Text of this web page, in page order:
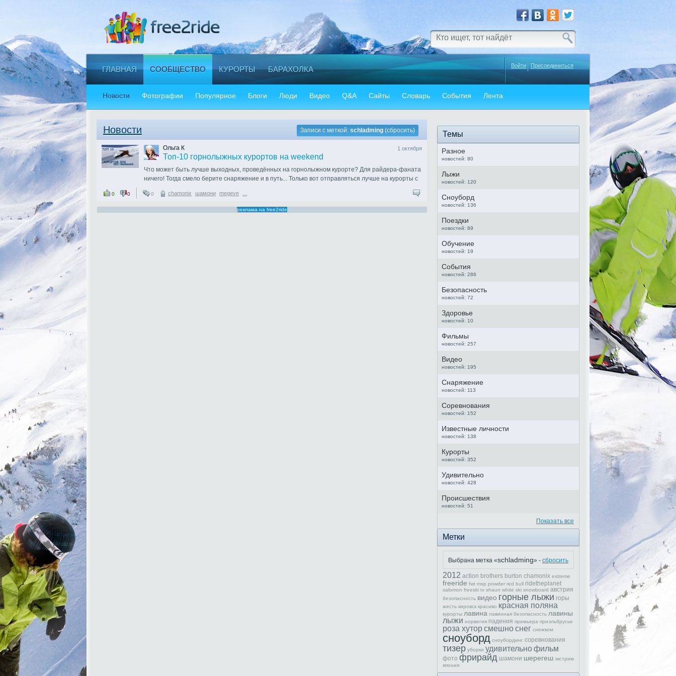
ГЛАВНАЯ СООБЩЕСТВО КУРОРТЫ БАРАХОЛКА Войти Присоединиться
Новости Фотографии Популярное Блоги Люди Видео Q&A Сайты Словарь События Лента
Новости Записи с меткой: schladming (сбросить)
Ольга К 1 октября
Топ-10 горнолыжных курортов на weekend
Что может быть лучше выходных, проведённых на горнолыжном курорте? Для райдера-фаната
ничего! Тогда смело берите снаряжение и в путь... Только вот отправляться лучше на курорты с
европейских курортов на weekend.
1 Chamonix, Франция
0 0 0 chamonix шамони megeve
реклама на free2ride
Темы
Разное
новостей: 80
Лыжи
новостей: 120
Сноуборд
новостей: 136
Поездки
новостей: 89
Обучение
новостей: 19
События
новостей: 286
Безопасность
новостей: 72
Здоровье
новостей: 10
Фильмы
новостей: 257
Видео
новостей: 195
Снаряжение
новостей: 113
Соревнования
новостей: 152
Известные личности
новостей: 138
Курорты
новостей: 352
Удивительно
новостей: 428
Происшествия
новостей: 51
Показать все
Метки
Выбрана метка «schladming» - сбросить
2012 action brothers burton chamonix extreme
freeride fwt msp powder red bull ridetheplanet
salomon freeski tv shaun white ski snowboard австрия
безопасность видео горные лыжи горы
жесть кировск красиво красная поляна
курорты лавина лавинная безопасность лавины
лыжи норвегия падения премьера приэльбрусье
роза хуторсмешноснег снежком
сноуборд сноубординг соревнования
тизер уборки удивительнофильм
фото фрирайд шамони шерегеш экстрим
япония